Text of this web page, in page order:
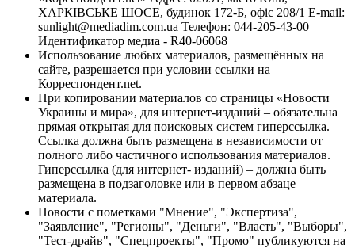
ХАРКІВСЬКЕ ШОСЕ, будинок 172-Б, офіс 208/1 E-mail:
sunlight@mediadim.com.ua Телефон: 044-205-43-00
Идентификатор медиа - R40-06068
Использование любых материалов, размещённых на
сайте, разрешается при условии ссылки на
Корреспондент.net.
При копировании материалов со страницы «Новости
Украины и мира», для интернет-изданий – обязательна
прямая открытая для поисковых систем гиперссылка.
Ссылка должна быть размещена в независимости от
полного либо частичного использования материалов.
Гиперссылка (для интернет- изданий) – должна быть
размещена в подзаголовке или в первом абзаце
материала.
Новости с пометками "Мнение", "Экспертиза",
"Заявление", "Регионы", "Деньги", "Власть", "Выборы",
"Тест-драйв", "Спецпроекты", "Промо" публикуются на